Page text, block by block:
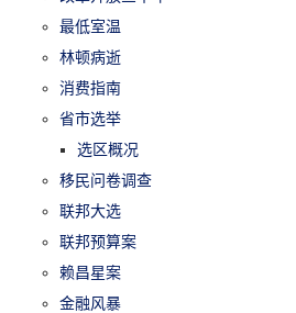
最低室温
林顿病逝
消费指南
省市选举
选区概况
移民问卷调查
联邦大选
联邦预算案
赖昌星案
金融风暴